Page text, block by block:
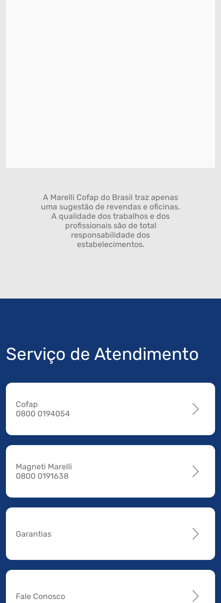
A Marelli Cofap do Brasil traz apenas
uma sugestão de revendas e oficinas.
A qualidade dos trabalhos e dos
profissionais são de total
responsabilidade dos
estabelecimentos.
Serviço de Atendimento
Cofap
0800 0194054
Magneti Marelli
0800 0191638
Garantias
Fale Conosco